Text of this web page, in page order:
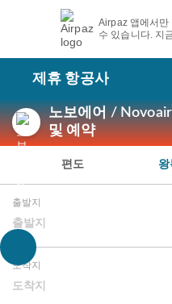
Airpaz 앱에서만
수 있습니다. 지
제휴 항공사
노보에어 /
및 예약
편도 왕
출발지
출발지
도착지
도착지